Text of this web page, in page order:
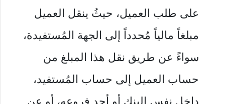
على طلب العميل، حيثُ ينقل العميل
مبلغاً مالياً مُحدداً إلى الجهة المُستفيدة،
سواءً عن طريق نقل هذا المبلغ من
حساب العميل إلى حساب المُستفيد،
داخل نفس البنك أو أحد فروعه، أو عن